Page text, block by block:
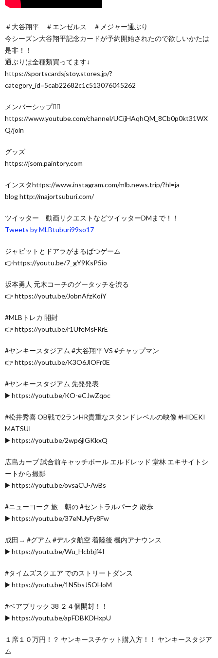
＃大谷翔平 ＃エンゼルス ＃メジャー通ぶり
今シーズン大谷翔平記念カードが予約開始されたので欲しいかたは
是非！！
通ぶりは全種類買ってます↓
https://sportscardsjstoy.stores.jp/?
category_id=5cab22682c1c513076045262
メンバーシップ🙇‍♂️
https://www.youtube.com/channel/UCijHAqhQM_8Cb0p0kt31WX
Q/join
グッズ
https://jsom.paintory.com
インスタhttps://www.instagram.com/mlb.news.trip/?hl=ja
blog http://majortsuburi.com/
ツイッター 動画リクエストなどツイッターDMまで！！
Tweets by MLBtuburi99so17
ジャビットとドアラがまるばつゲーム
👉https://youtu.be/7_gY9KsP5io
坂本勇人 元木コーチのグータッチを渋る
👉 https://youtu.be/JobnAfzKoiY
#MLBトレカ 開封
👉 https://youtu.be/r1UfeMsFRrE
#ヤンキースタジアム #大谷翔平 VS #チャップマン
👉 https://youtu.be/K3O6JlOFr0E
#ヤンキースタジアム 先発発表
▶️ https://youtu.be/KO-eCJwZqoc
#松井秀喜 OB戦で2ランHR貴重なスタンドレベルの映像 #HIDEKI
MATSUI
▶️ https://youtu.be/2wp6jlGKkxQ
広島カープ 試合前キャッチボール エルドレッド 堂林 エキサイトシ
ートから撮影
▶️ https://youtu.be/ovsaCU-AvBs
#ニューヨーク 旅 朝の #セントラルパーク 散歩
▶️ https://youtu.be/37eNUyFy8Fw
成田→ #グアム #デルタ航空 着陸後 機内アナウンス
▶️ https://youtu.be/Wu_Hcbbjf4I
#タイムズスクエア でのストリートダンス
▶️ https://youtu.be/1N5bsJ5OHoM
#ベアブリック 38 ２４個開封！！
▶️ https://youtu.be/apFDBKDHxpU
１席１０万円！？ ヤンキースチケット購入方！！ ヤンキースタジア
ム